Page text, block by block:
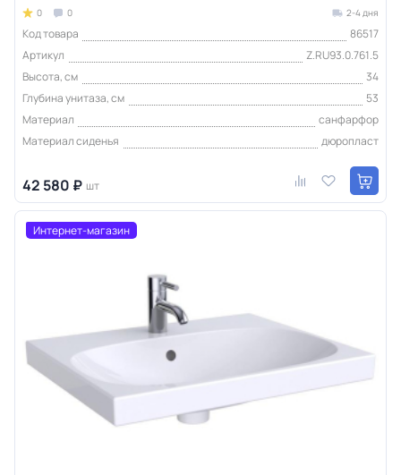
0 0 2-4 дня
Код товара
86517
Артикул
Z.RU93.0.761.5
Высота, см
34
Глубина унитаза, см
53
Материал
санфарфор
Материал сиденья
дюропласт
42 580 ₽ шт
Интернет-магазин